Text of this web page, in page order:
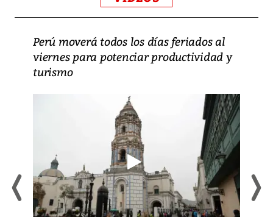
Perú moverá todos los días feriados al
viernes para potenciar productividad y
turismo